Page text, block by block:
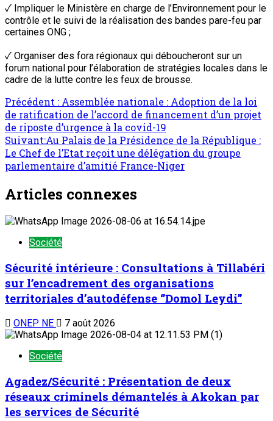
✓ Impliquer le Ministère en charge de l’Environnement pour le
contrôle et le suivi de la réalisation des bandes pare-feu par
certaines ONG ;
✓ Organiser des fora régionaux qui déboucheront sur un
forum national pour l’élaboration de stratégies locales dans le
cadre de la lutte contre les feux de brousse.
Navigation
d’article
Précédent : Assemblée nationale : Adoption de la loi
de ratification de l’accord de financement d’un projet
de riposte d’urgence à la covid-19
Suivant:Au Palais de la Présidence de la République :
Le Chef de l’Etat reçoit une délégation du groupe
parlementaire d’amitié France-Niger
Articles connexes
Société
Sécurité intérieure : Consultations à Tillabéri
sur l’encadrement des organisations
territoriales d’autodéfense ‘’Domol Leydi’’
ONEP NE 7 août 2026
Société
Agadez/Sécurité : Présentation de deux
réseaux criminels démantelés à Akokan par
les services de Sécurité